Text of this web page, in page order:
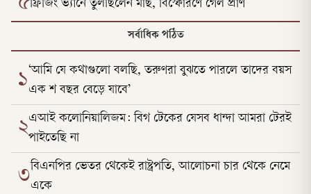
৫ফ্রিজিং ভ্যানে তুলছিলেন মাছ, বিস্ফোরণে গেল প্রাণ
সর্বাধিক পঠিত
১‘আমি যে কথাগুলো বলছি, তরুণরা বুঝতে পারলে তাদের বয়স
এক শ বছর বেড়ে যাবে’
২এআই কলোনিয়ালিজম: বিগ টেকের যেসব ধান্দা আমরা টেরই
পাইতেছি না
৩বিএনপির ভেতর থেকেই রাষ্ট্রপতি, আলোচনা চার থেকে নেমে
একে